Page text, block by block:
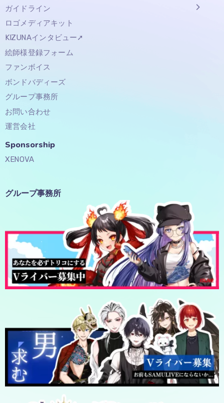
ガイドライン
ロゴメディアキット
KIZUNAインタビュー➚
絵師様登録フォーム
ファンボイス
ボンドバディーズ
グループ事務所
お問い合わせ
運営会社
Sponsorship​
XENOVA
グループ事務所